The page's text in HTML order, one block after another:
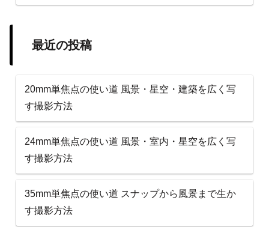
最近の投稿
20mm単焦点の使い道 風景・星空・建築を広く写
す撮影方法
24mm単焦点の使い道 風景・室内・星空を広く写
す撮影方法
35mm単焦点の使い道 スナップから風景まで生か
す撮影方法